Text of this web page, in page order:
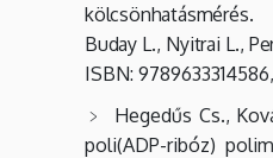
Buday L., Nyitrai L.,
ISBN:
Hegedűs Cs.,
poli(ADP-ribóz)